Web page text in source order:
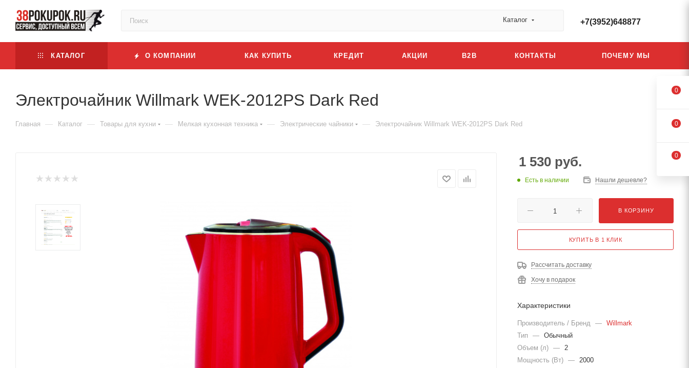
Каталог +7(3952)648877
КАТАЛОГ О КОМПАНИИ КАК КУПИТЬ КРЕДИТ АКЦИИ B2B КОНТАКТЫ ПОЧЕМУ МЫ
Электрочайник Willmark WEK-2012PS Dark Red
Главная — Каталог — Товары для кухни — Мелкая кухонная техника — Электрические чайники — Электрочайник Willmark WEK-2012PS Dark Red
1 530 руб.
Есть в наличии Нашли дешевле?
В КОРЗИНУ
КУПИТЬ В 1 КЛИК
Рассчитать доставку
Хочу в подарок
Характеристики
Производитель / Бренд — Willmark
Тип
— Обычный
Объем (л) — 2
Мощность (Вт) — 2000
0
0
0